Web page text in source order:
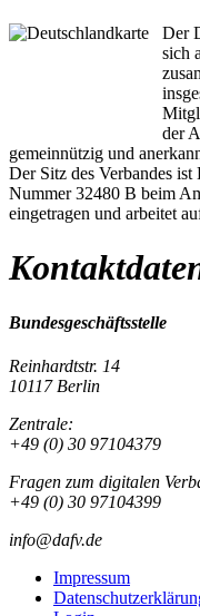
Der
sich
der
gemeinnützig und
Der Sitz des Verbandes
Nummer 32480 B beim
eingetragen und arbeitet
Bundesgeschäftsstelle
Reinhardtstr. 14
10117 Berlin
Zentrale:
+49 (0) 30 97104379
Fragen zum digitalen
+49 (0) 30 97104399
info@dafv.de
Impressum